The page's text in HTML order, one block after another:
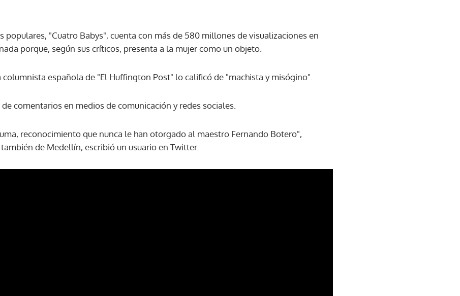
populares, "Cuatro Babys", cuenta con más de 580 millones de visualizaciones en
porque, según sus críticos, presenta a la mujer como un objeto.
columnista española de "El Huffington Post" lo calificó de "machista y misógino".
comentarios en medios de comunicación y redes sociales.
reconocimiento que nunca le han otorgado al maestro Fernando Botero",
de Medellín, escribió un usuario en Twitter.